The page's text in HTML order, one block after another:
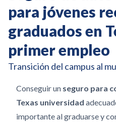
para jóvenes
graduados en
primer empleo
Transición del campus al
Conseguir un seguro para
Texas universidad
importante al graduarse y